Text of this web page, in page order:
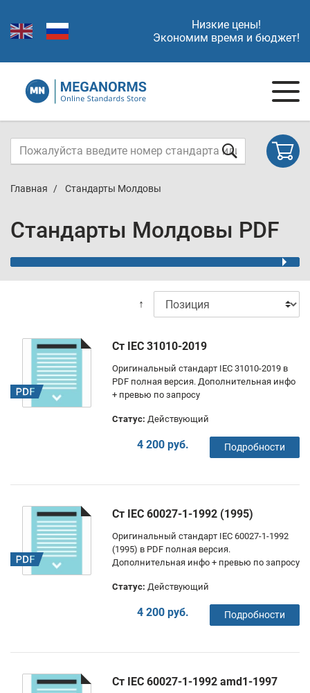
Низкие цены!
Экономим время и бюджет!
Главная Стандарты Молдовы
Стандарты Молдовы PDF
↑
Ст IEC 31010-2019
Оригинальный стандарт IEC 31010-2019 в
PDF полная версия. Дополнительная инфо
+ превью по запросу
Статус: Действующий
4 200 руб. Подробности
Ст IEC 60027-1-1992 (1995)
Оригинальный стандарт IEC 60027-1-1992
(1995) в PDF полная версия.
Дополнительная инфо + превью по запросу
Статус: Действующий
4 200 руб. Подробности
Ст IEC 60027-1-1992 amd1-1997